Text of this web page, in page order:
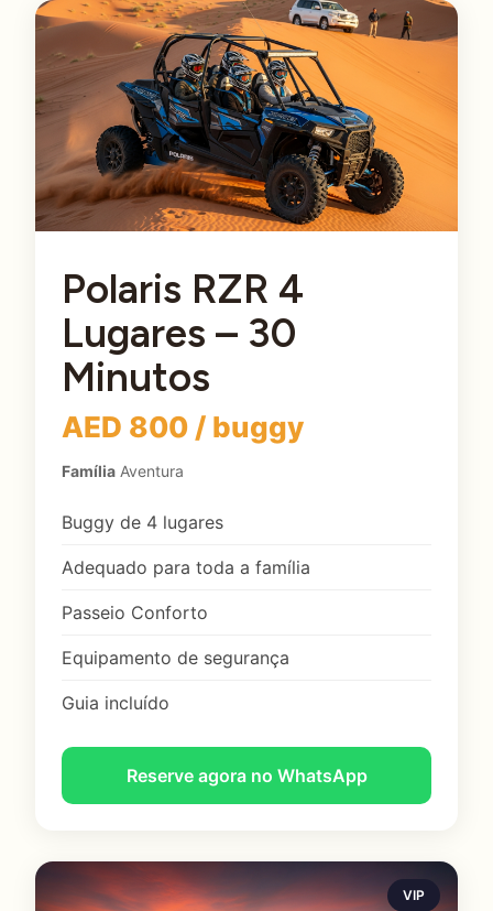
Polaris RZR 4
Lugares – 30
Minutos
AED 800 / buggy
Família Aventura
Buggy de 4 lugares
Adequado para toda a família
Passeio Conforto
Equipamento de segurança
Guia incluído
Reserve agora no WhatsApp
VIP